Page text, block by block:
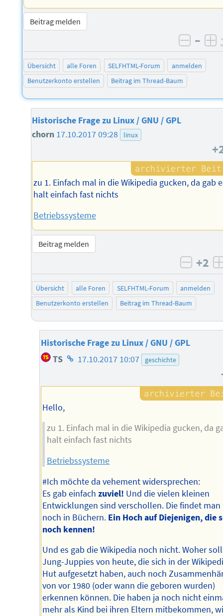
Beitrag melden
–
Übersicht alle Foren SELFHTML-Forum
anmelden
Benutzerkonto erstellen
Beitrag im Thread-Baum
Historische Frage zu Linux / GNU / GPL
chorn 17.10.2017 09:28 linux
zu 1. Einfach mal in die Wikipedia gucken, da gab
halt einfach fast nichts
Betriebssysteme
Beitrag melden
+2
Übersicht alle Foren SELFHTML-Forum
anmelden
Benutzerkonto erstellen
Beitrag im Thread-Baum
Historische Frage zu Linux / GNU / GPL
TS Homepage
Autors
17.10.2017 10:07 geschichte
Hello,
zu 1. Einfach mal in die Wikipedia gucken, da
halt einfach fast nichts
Betriebssysteme
#Ich möchte da vehement widersprechen:
Es gab einfach zuviel! Und die vielen kleinen
Entwicklungen sind verschollen. Die findet man
noch in Büchern. Ein Hoch auf Diejenigen, die
noch kennen!
Und es gab die Wikipedia noch nicht. Woher
Jung-Juppies von heute, die sich in der
Hut aufgesetzt haben, auch noch
von vor 1980 (oder wann die geboren wurden)
erkennen können. Die haben ja noch nicht
mehr als Kind bei ihren Eltern mitbekommen,